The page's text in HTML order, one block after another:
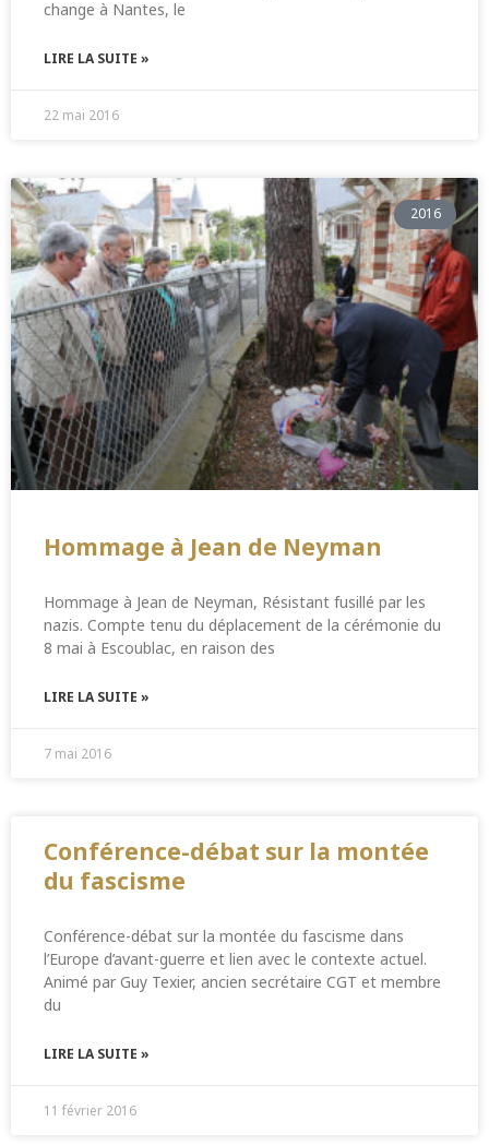
change à Nantes, le
LIRE LA SUITE »
22 mai 2016
2016
Hommage à Jean de Neyman
Hommage à Jean de Neyman, Résistant fusillé par les
nazis. Compte tenu du déplacement de la cérémonie du
8 mai à Escoublac, en raison des
LIRE LA SUITE »
7 mai 2016
Conférence-débat sur la montée
du fascisme
Conférence-débat sur la montée du fascisme dans
l’Europe d’avant-guerre et lien avec le contexte actuel.
Animé par Guy Texier, ancien secrétaire CGT et membre
du
LIRE LA SUITE »
11 février 2016